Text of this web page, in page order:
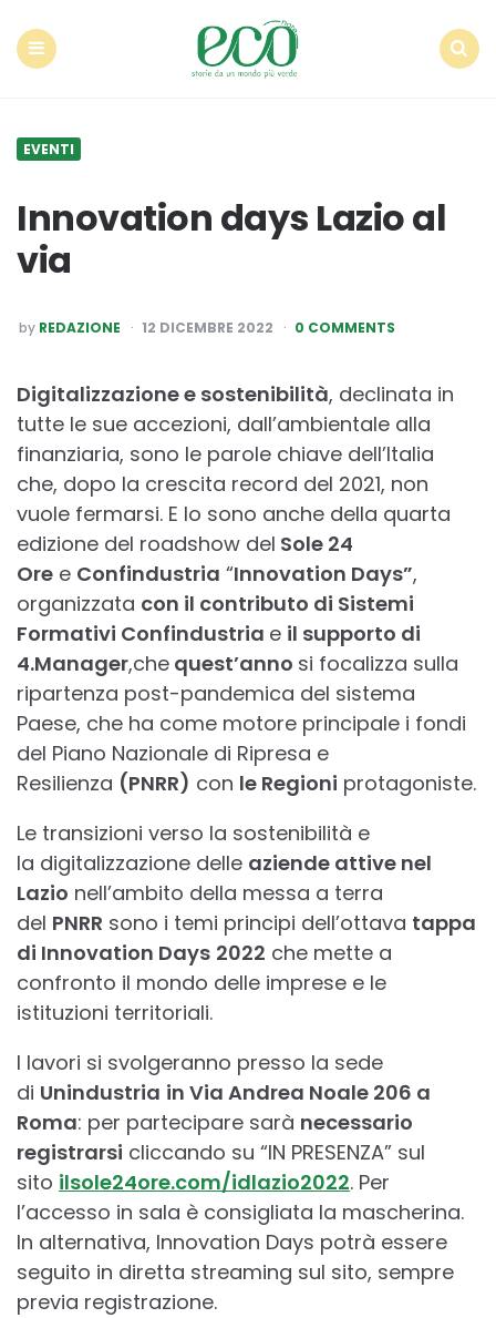
EVENTI
Innovation days Lazio al
via
POSTED
BY
by REDAZIONE 12 DICEMBRE 2022 0 COMMENTS
Digitalizzazione e sostenibilità, declinata in
tutte le sue accezioni, dall’ambientale alla
finanziaria, sono le parole chiave dell’Italia
che, dopo la crescita record del 2021, non
vuole fermarsi. E lo sono anche della quarta
edizione del roadshow del Sole 24
Ore e Confindustria “Innovation Days”,
organizzata con il contributo di Sistemi
Formativi Confindustria e il supporto di
4.Manager,che quest’anno si focalizza sulla
ripartenza post-pandemica del sistema
Paese, che ha come motore principale i fondi
del Piano Nazionale di Ripresa e
Resilienza (PNRR) con le Regioni protagoniste.
Le transizioni verso la sostenibilità e
la digitalizzazione delle aziende attive nel
Lazio nell’ambito della messa a terra
del PNRR sono i temi principi dell’ottava tappa
di Innovation Days 2022 che mette a
confronto il mondo delle imprese e le
istituzioni territoriali.
I lavori si svolgeranno presso la sede
di Unindustria in Via Andrea Noale 206 a
Roma: per partecipare sarà necessario
registrarsi cliccando su “IN PRESENZA” sul
sito ilsole24ore.com/idlazio2022. Per
l’accesso in sala è consigliata la mascherina.
In alternativa, Innovation Days potrà essere
seguito in diretta streaming sul sito, sempre
previa registrazione.